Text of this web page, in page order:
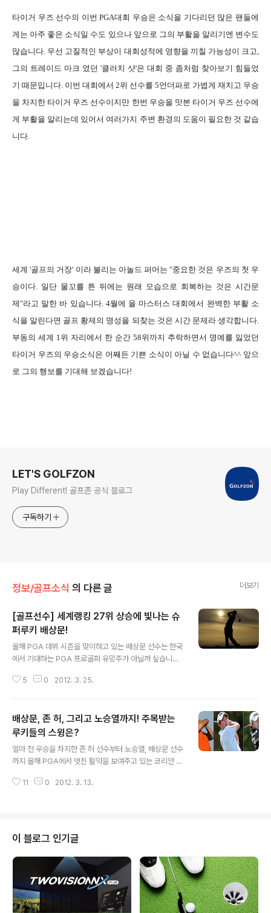
타이거 우즈 선수의 이번 PGA대회 우승은 소식을 기다리던 많은 팬들에
게는 아주 좋은 소식일 수도 있으나 앞으로 그의 부활을 알리기엔 변수도
많습니다. 우선 고질적인 부상이 대회성적에 영향을 끼칠 가능성이 크고,
그의 트레이드 마크 였던 '클러치 샷'은 대회 중 좀처럼 찾아보기 힘들었
기 때문입니다. 이번 대회에서 2위 선수를 5언더파로 가볍게 재치고 우승
을 차지한 타이거 우즈 선수이지만 한번 우승을 맛본 타이거 우즈 선수에
게 부활을 알리는데 있어서 여러가지 주변 환경의 도움이 필요한 것 같습
니다.
세계 '골프의 거장' 이라 불리는 아놀드 퍼머는 "중요한 것은 우즈의 첫 우
승이다. 일단 물꼬를 튼 뒤에는 원래 모습으로 회복하는 것은 시간문
제"라고 말한 바 있습니다. 4월에 올 마스터스 대회에서 완벽한 부활 소
식을 알린다면 골프 황제의 명성을 되찾는 것은 시간 문제라 생각합니다.
부동의 세계 1위 자리에서 한 순간 58위까지 추락하면서 명예를 잃었던
타이거 우즈의 우승소식은 어째든 기쁜 소식이 아닐 수 없습니다^^ 앞으
로 그의 행보를 기대해 보겠습니다!
LET'S GOLFZON
Play Different! 골프존 공식 블로그
구독하기
정보/골프소식 의 다른 글 더보기
[골프선수] 세계랭킹 27위 상승에 빛나는 슈
퍼루키 배상문!
올해 PGA 데뷔 시즌을 맞이하고 있는 배상문 선수는 한국
에서 기대하는 PGA 프로골퍼 유망주가 아닐까 싶습니다.
피언십에서 공동 준우승을 기록하며 세계랭킹 27위로 상
것 같아 기분이 좋습니다. 그럼 배상문 선수에 대해 조금 더
자세하게 알아볼까요? 배상문 선수는 PGA에 입회하기 전
2011년까지 한국과 일본을 오가면서 많은 우승컵을 들어
올린 바 있습니다. 특히 국내에서는 그의 드라이버와 다양
한 스윙에 있어서 많이 배우고 싶어하는 팬들도 있다고 하
는데요, 그에 걸맞에 배상문 선수는 일본 프로 골프 대회에
5 0 2012. 3. 25.
배상문, 존 허, 그리고 노승열까지! 주목받는
루키들의 스윙은?
얼마 전 우승을 차지한 존 허 선수부터 노승열, 배상문 선수
까지 올해 PGA에서 멋진 활약을 보여주고 있는 코리안 루
를 하고 있는데요, 오늘은 우리나라 멋진 선수들의 골프 스
스윙을 지금도 인상 깊게 기억하고 있는데요, 대한민국 남
성 프로 골프의 자존심을 걸고 세계 적인 골프스타들과 어
깨를 나란히 하여 대결을 펼치고 있는 우리 코리아 루키 트
리오의 스윙! 한번 구경해 볼까요? ^^ 모두가 인정하는 배
상문 선수의 교과서 스윙에서부터 노승열 선수의 해외 전
지훈련 스윙까지!! 한국 남성..
11 0 2012. 3. 13.
이 블로그 인기글